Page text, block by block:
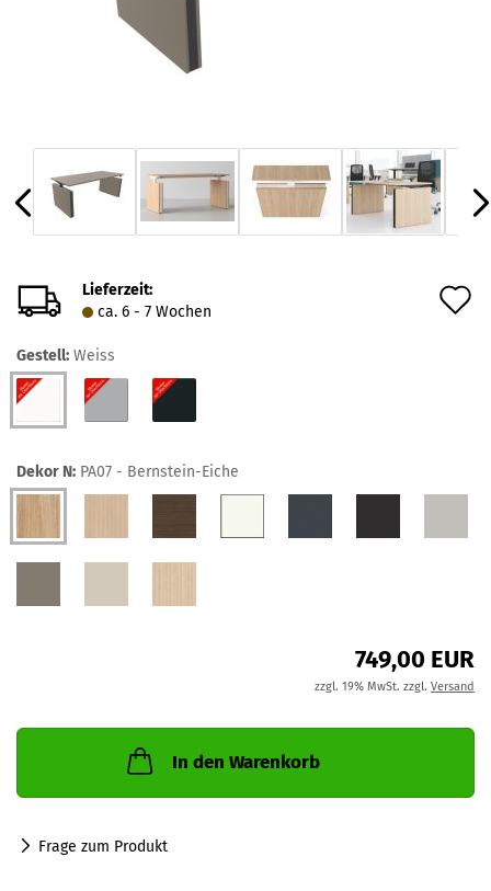
Lieferzeit:
ca. 6 - 7 Wochen
Gestell: Weiss
Dekor N: PA07 - Bernstein-Eiche
749,00 EUR
zzgl. 19% MwSt. zzgl. Versand
In den Warenkorb
Frage zum Produkt